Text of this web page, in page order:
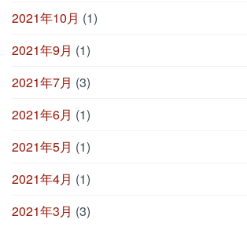
2021年10月 (1)
2021年9月 (1)
2021年7月 (3)
2021年6月 (1)
2021年5月 (1)
2021年4月 (1)
2021年3月 (3)